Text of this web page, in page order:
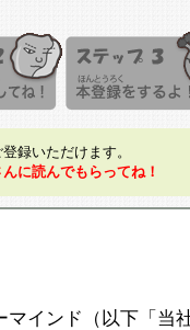
録いただけます。
に読んでもらってね！
マインド（以下「当